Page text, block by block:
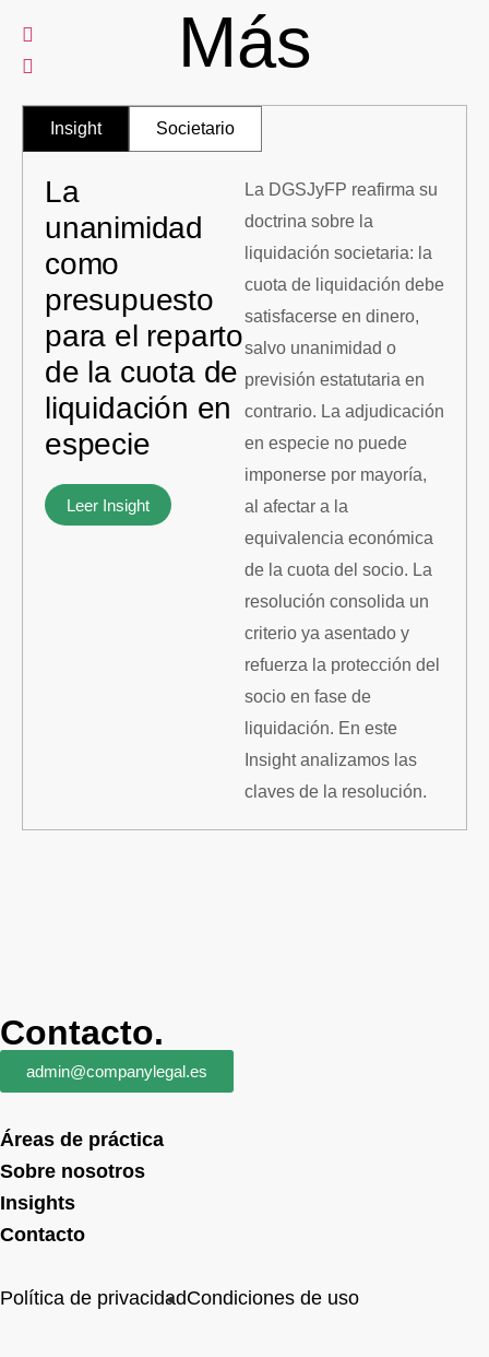
Más
Insight Societario
La
unanimidad
como
presupuesto
para el reparto
de la cuota de
liquidación en
especie
Leer Insight
La DGSJyFP reafirma su
doctrina sobre la
liquidación societaria: la
cuota de liquidación debe
satisfacerse en dinero,
salvo unanimidad o
previsión estatutaria en
contrario. La adjudicación
en especie no puede
imponerse por mayoría,
al afectar a la
equivalencia económica
de la cuota del socio. La
resolución consolida un
criterio ya asentado y
refuerza la protección del
socio en fase de
liquidación. En este
Insight analizamos las
claves de la resolución.
Contacto.
admin@companylegal.es
Áreas de práctica
Sobre nosotros
Insights
Contacto
Política de privacidadCondiciones de uso